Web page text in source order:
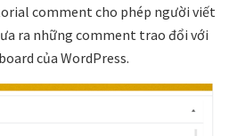
comment cho phép người viết
ra những comment trao đổi với
của WordPress.